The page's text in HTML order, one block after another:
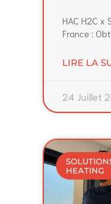
HAC H2C x
France :
LIRE LA
24 Juillet
HEATING